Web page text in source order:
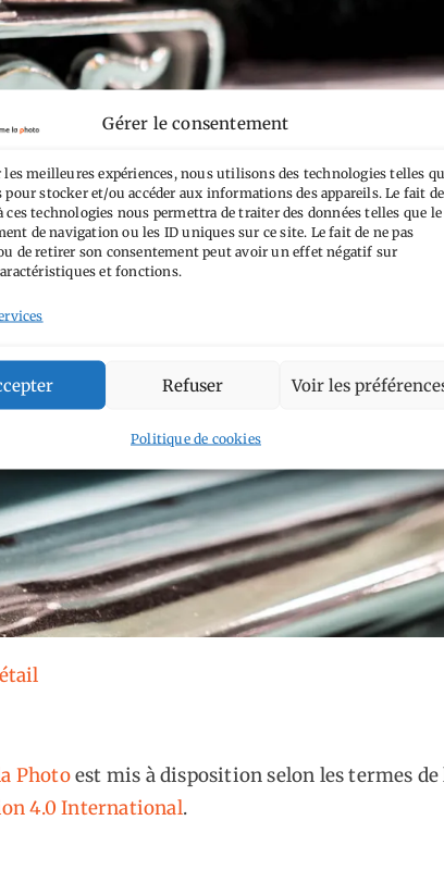
Gérer le consentement
meilleures expériences, nous utilisons des technologies telles
pour stocker et/ou accéder aux informations des appareils. Le fait de
ces technologies nous permettra de traiter des données telles que le
de navigation ou les ID uniques sur ce site. Le fait de ne pas
de retirer son consentement peut avoir un effet négatif sur
et fonctions.
Refuser Voir les
Politique de cookies
Photoest mis à disposition selon les termes
4.0 International.